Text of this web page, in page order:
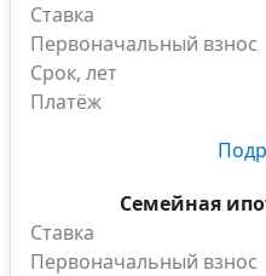
Ставка
Первоначальный взнос
Срок, лет
Платёж
Семейная
Ставка
Первоначальный взнос